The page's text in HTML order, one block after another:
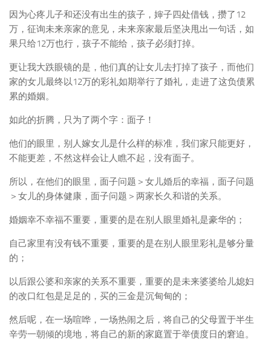
因为心疼儿子和还没有出生的孩子，婶子四处借钱，攒了12
万，征询未来亲家的意见，未来亲家最后坚决甩出一句话，如
果只给12万也行，孩子不能给，孩子必须打掉。
更让我大跌眼镜的是，他们真的让女儿去打掉了孩子，而他们
家的女儿最终以12万的彩礼如期举行了婚礼，走进了这负债累
累的婚姻。
如此的折腾，只为了两个字：面子！
他们的眼里，别人嫁女儿是什么样的标准，我们家只能更好，
不能更差，不然这样会让人瞧不起，没有面子。
所以，在他们的眼里，面子问题＞女儿婚后的幸福，面子问题
＞女儿的身体健康，面子问题＞两家长久和谐的关系。
婚姻幸不幸福不重要，重要的是在别人眼里婚礼是豪华的；
自己家里有没有钱不重要，重要的是在别人眼里彩礼是够分量
的；
以后跟公婆和亲家的关系不重要，重要的是未来婆婆给儿媳妇
的改口红包是足足的，买的三金是沉甸甸的；
然后呢，在一场喧哗，一场热闹之后，将自己的父母置于半生
辛劳一朝倾的境地，将自己的新的家庭置于举债度日的窘迫。